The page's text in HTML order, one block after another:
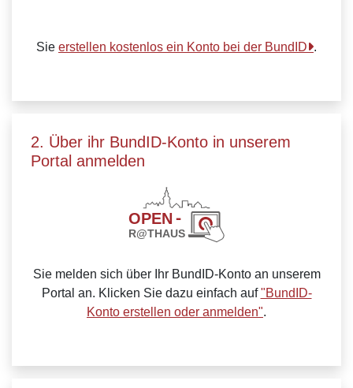
Sie erstellen kostenlos ein Konto bei der BundID .
2. Über ihr BundID-Konto in unserem
Portal anmelden
Sie melden sich über Ihr BundID-Konto an unserem
Portal an. Klicken Sie dazu einfach auf"BundID-
Konto erstellen oder anmelden".